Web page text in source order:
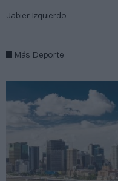
Jabier Izquierdo
Más Deporte